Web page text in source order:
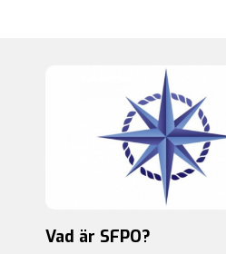
Vad är SFPO?